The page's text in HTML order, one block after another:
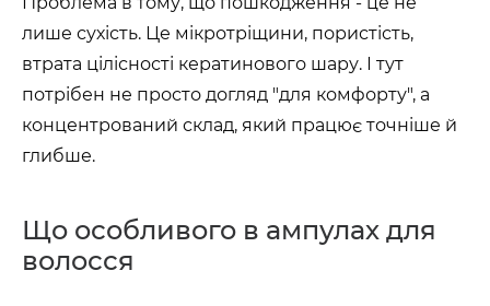
лише сухість. Це мікротріщини, пористість,
втрата цілісності кератинового шару. І тут
потрібен не просто догляд "для комфорту", а
концентрований склад, який працює точніше й
глибше.
Що особливого в ампулах для
волосся